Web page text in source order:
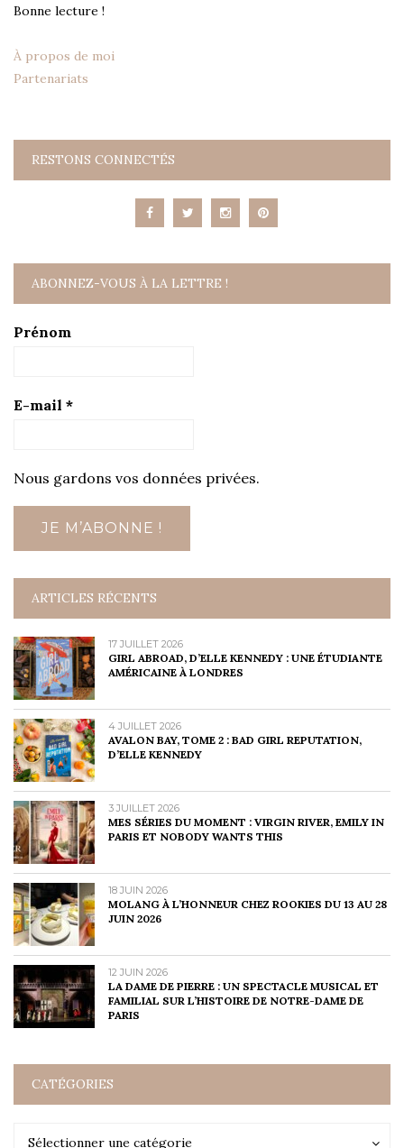
Bonne lecture !
À propos de moi
Partenariats
RESTONS CONNECTÉS
ABONNEZ-VOUS À LA LETTRE !
Prénom
E-mail *
Nous gardons vos données privées.
ARTICLES RÉCENTS
17 JUILLET 2026
GIRL ABROAD, D’ELLE KENNEDY : UNE ÉTUDIANTE
AMÉRICAINE À LONDRES
4 JUILLET 2026
AVALON BAY, TOME 2 : BAD GIRL REPUTATION,
D’ELLE KENNEDY
3 JUILLET 2026
MES SÉRIES DU MOMENT : VIRGIN RIVER, EMILY IN
PARIS ET NOBODY WANTS THIS
18 JUIN 2026
MOLANG À L’HONNEUR CHEZ ROOKIES DU 13 AU 28
JUIN 2026
12 JUIN 2026
LA DAME DE PIERRE : UN SPECTACLE MUSICAL ET
FAMILIAL SUR L’HISTOIRE DE NOTRE-DAME DE
PARIS
CATÉGORIES
Sélectionner une catégorie
Catégories